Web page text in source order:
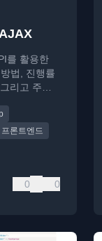
를 활용한
법, 진행률
리고 주요
프론트엔드
0 0